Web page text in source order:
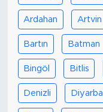
Ardahan Artvin
Bartın Batman
Bingöl Bitlis
Denizli